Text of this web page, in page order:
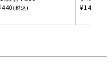
440 (税込)
¥14,080